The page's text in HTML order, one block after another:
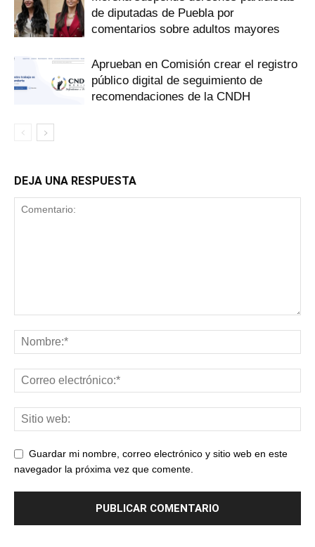
de diputadas de Puebla por
comentarios sobre adultos mayores
Aprueban en Comisión crear el registro
público digital de seguimiento de
recomendaciones de la CNDH
DEJA UNA RESPUESTA
Guardar mi nombre, correo electrónico y sitio web en este
navegador la próxima vez que comente.